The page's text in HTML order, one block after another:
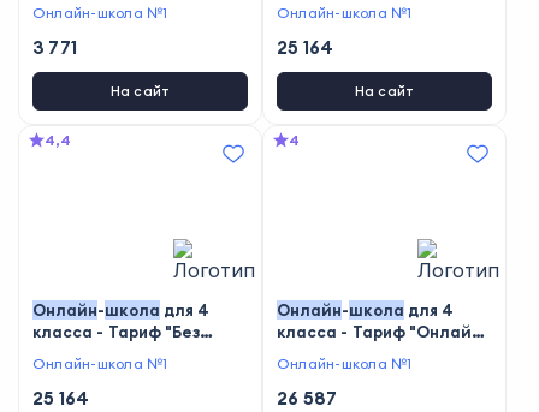
Онлайн-школа №1
3 771
На сайт
Онлайн-школа №1
25 164
На сайт
4,4
Онлайн-школа для 4
класса - Тариф "Без
Онлайн-школа №1
25 164
4
Онлайн-школа для 4
класса - Тариф "Онлайн-
Онлайн-школа №1
26 587